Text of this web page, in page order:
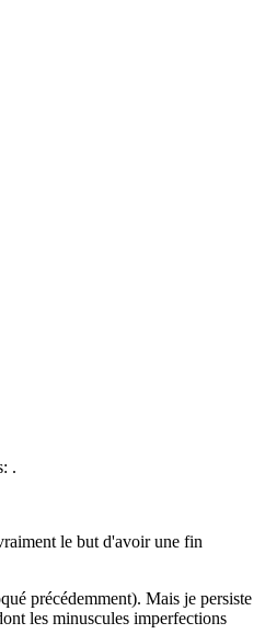
.
le but d'avoir une fin
précédemment). Mais je persiste
les minuscules imperfections